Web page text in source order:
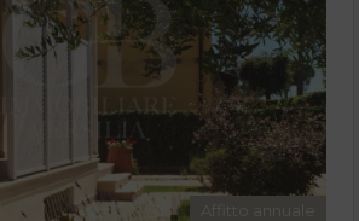
Affitto annuale